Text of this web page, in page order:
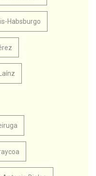
Habsburgo